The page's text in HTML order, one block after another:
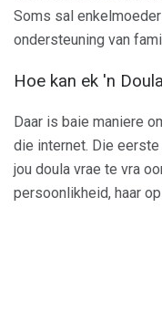
Soms sal
ondersteuning van
Hoe kan ek 'n
Daar is baie maniere
die internet. Die
jou doula vrae te vra
persoonlikheid, haar